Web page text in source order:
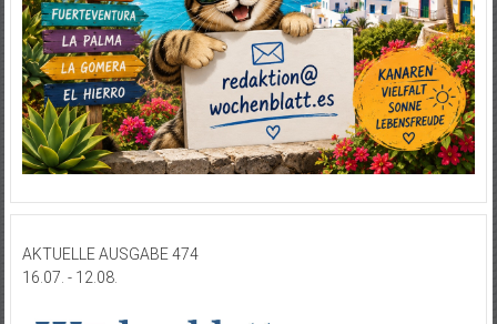
AKTUELLE AUSGABE 474
16.07. - 12.08.